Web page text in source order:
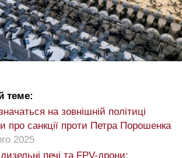
теме:
на зовнішній політиці
про санкції проти Петра Порошенка
2025
печі та FPV-дрони: